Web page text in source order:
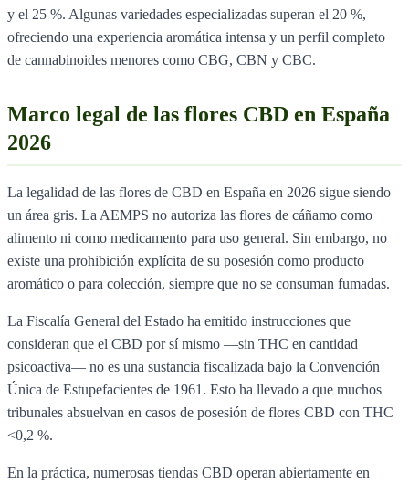
y el 25 %. Algunas variedades especializadas superan el 20 %,
ofreciendo una experiencia aromática intensa y un perfil completo
de cannabinoides menores como CBG, CBN y CBC.
Marco legal de las flores CBD en España
2026
La legalidad de las flores de CBD en España en 2026 sigue siendo
un área gris. La AEMPS no autoriza las flores de cáñamo como
alimento ni como medicamento para uso general. Sin embargo, no
existe una prohibición explícita de su posesión como producto
aromático o para colección, siempre que no se consuman fumadas.
La Fiscalía General del Estado ha emitido instrucciones que
consideran que el CBD por sí mismo —sin THC en cantidad
psicoactiva— no es una sustancia fiscalizada bajo la Convención
Única de Estupefacientes de 1961. Esto ha llevado a que muchos
tribunales absuelvan en casos de posesión de flores CBD con THC
<0,2 %.
En la práctica, numerosas tiendas CBD operan abiertamente en